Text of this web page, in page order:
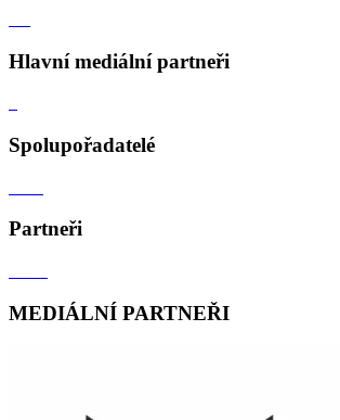
Hlavní mediální partneři
Spolupořadatelé
Partneři
MEDIÁLNÍ PARTNEŘI